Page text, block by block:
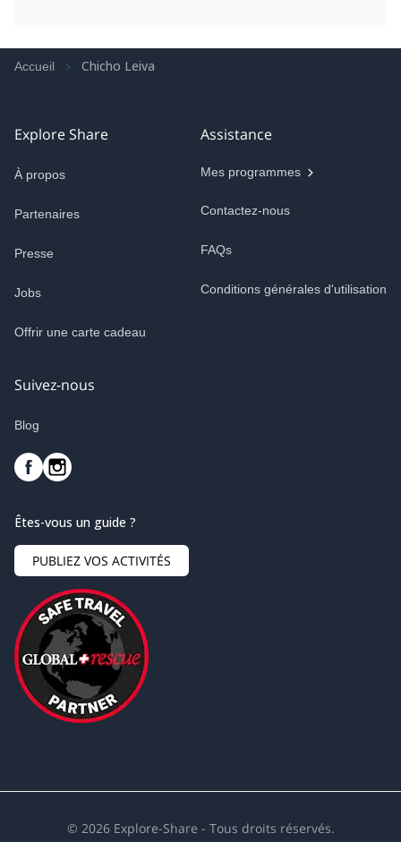
Accueil Chicho Leiva
Explore Share
À propos
Partenaires
Presse
Jobs
Offrir une carte cadeau
Assistance
Mes programmes
Contactez-nous
FAQs
Conditions générales d'utilisation
Suivez-nous
Blog
Êtes-vous un guide ?
PUBLIEZ VOS ACTIVITÉS
© 2026 Explore-Share - Tous droits réservés.